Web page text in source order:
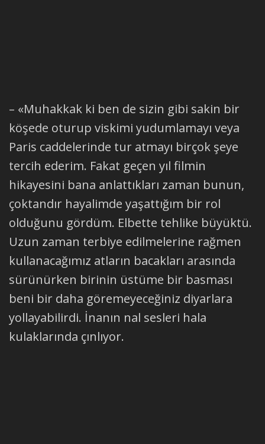
– «Muhakkak ki ben de sizin gibi sakin bir
köşede oturup viskimi yudumlamayı veya
Paris caddelerinde tur atmayı birçok şeye
tercih ederim. Fakat geçen yıl filmin
hikayesini bana anlattıkları zaman bunun,
çoktandır hayalimde yaşattığım bir rol
olduğunu gördüm. Elbette tehlike büyüktü.
Uzun zaman terbiye edilmelerine rağmen
kullanacağımız atların bacakları arasında
sürünürken birinin üstüme bir basması
beni bir daha göremeyeceğiniz diyarlara
yollayabilirdi. İnanın nal sesleri hala
kulaklarında çınlıyor.